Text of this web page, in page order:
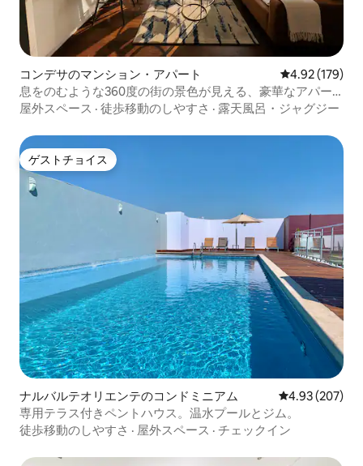
コンデサのマンション・アパート レビュー179
4.92 (179)
息をのむような360度の街の景色が見える、豪華なアパー
ト
屋外スペース · 徒歩移動のしやすさ · 露天風呂・ジャグジー
ゲストチョイス
ゲストチョイス
ナルバルテオリエンテのコンドミニアム レビュー207
4.93 (207)
専用テラス付きペントハウス。温水プールとジム。
徒歩移動のしやすさ · 屋外スペース · チェックイン